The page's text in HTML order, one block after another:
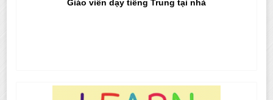
Giáo viên dạy tiếng Trung tại nhà